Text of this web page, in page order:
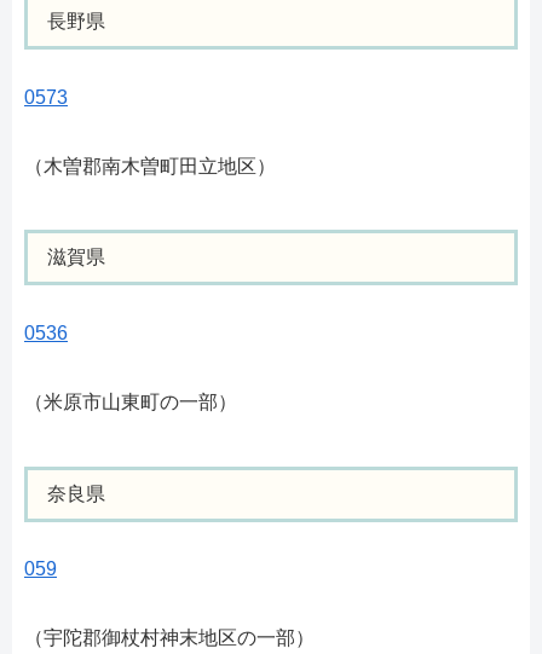
長野県
0573
（木曽郡南木曽町田立地区）
滋賀県
0536
（米原市山東町の一部）
奈良県
059
（宇陀郡御杖村神末地区の一部）